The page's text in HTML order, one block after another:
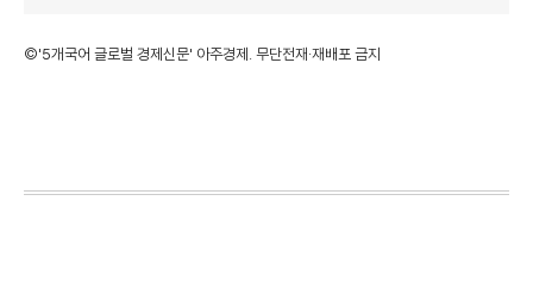
©'5개국어 글로벌 경제신문' 아주경제. 무단전재·재배포 금지